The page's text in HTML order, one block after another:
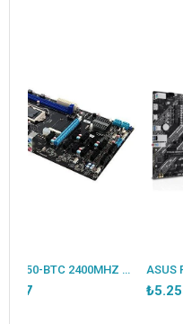
ESONIC B250-BTC 2400MHZ DDR4 VGA 12X PCI-E 1151P 6.NESİL CPU DESTEKLER (BULK - KUTUSUZ )
₺5.255,73